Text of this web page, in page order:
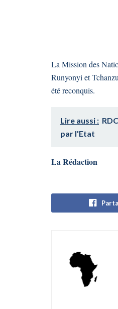
La Mission des
Runyonyi et
été reconquis.
Lire aussi :
par l'Etat
La Rédaction